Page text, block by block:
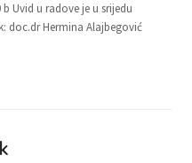
Uvid u radove je u srijedu
doc.dr Hermina Alajbegović